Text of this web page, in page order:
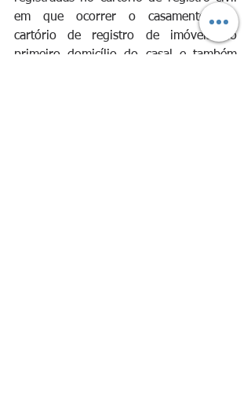
em que ocorrer o casamento, no
cartório de registro de imóveis do
primeiro domicílio do casal e também